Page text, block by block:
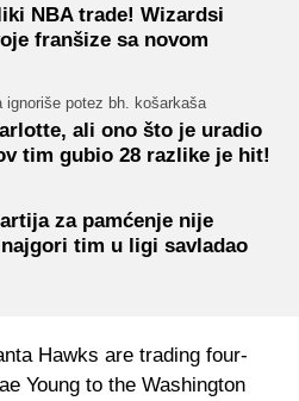
NBA trade! Wizardsi
franšize sa novom
ignoriše potez bh. košarkaša
ali ono što je uradio
tim gubio 28 razlike je hit!
za pamćenje nije
tim u ligi savladao
Hawks are trading four-
Young to the Washington